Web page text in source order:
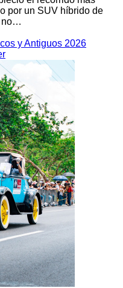
por un SUV híbrido de
no…
y Antiguos 2026